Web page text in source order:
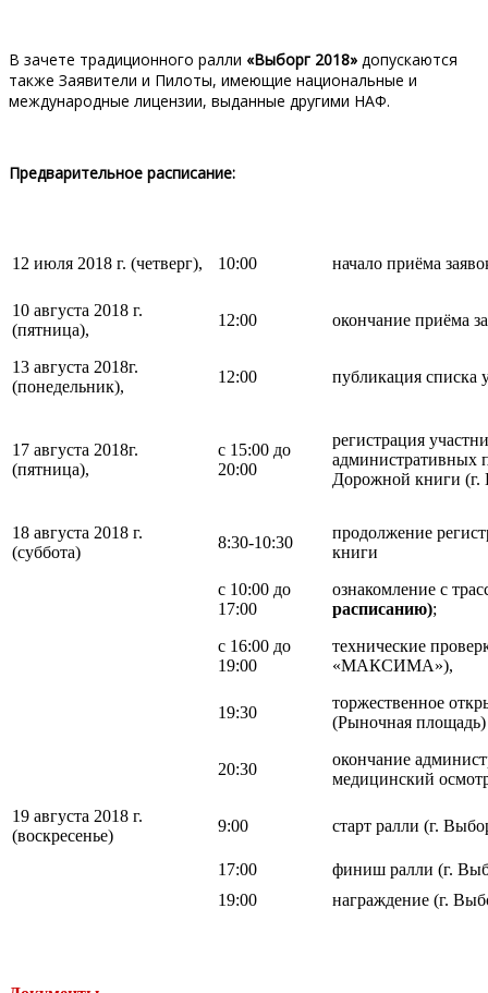
В зачете традиционного ралли «Выборг 2018» допускаются
также Заявители и Пилоты, имеющие национальные и
международные лицензии, выданные другими НАФ.
Предварительное расписание:
12 июля 2018 г. (четверг), 10:00 начало приёма
10 августа 2018 г.
(пятница),
12:00 окончание приёма
13 августа 2018г.
(понедельник),
12:00 публикация списка
17 августа 2018г.
(пятница),
с 15:00 до
20:00
регистрация
административных
Дорожной книги (г.
18 августа 2018 г.
(суббота)
8:30-10:30
продолжение
книги
с 10:00 до
17:00
ознакомление с
расписанию);
с 16:00 до
19:00
технические
«МАКСИМА»),
19:30
торжественное
(Рыночная площадь)
20:30
окончание
медицинский
19 августа 2018 г.
(воскресенье)
9:00 старт ралли (г.
17:00
финиш ралли (г.
19:00
награждение (г.